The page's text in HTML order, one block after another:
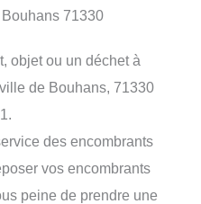
71330
objet ou un déchet à
de Bouhans, 71330
des encombrants
vos encombrants
peine de prendre une